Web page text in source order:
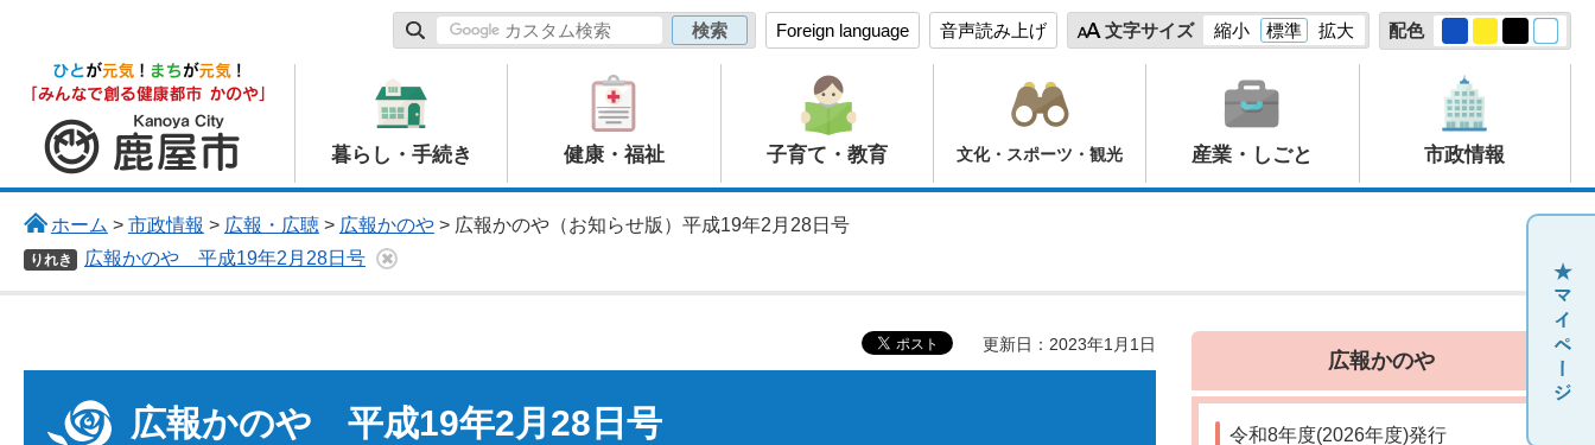
Foreign language 音声読み上げ 文字サイズ 縮小 標準 拡大 配色
鹿屋市
暮らし・手続き 健康・福祉 子育て・教育 文化・スポーツ・観光 産業・しごと 市政情報
ホーム > 市政情報 > 広報・広聴> 広報かのや> 広報かのや（お知らせ版）平成19年2月28日号
りれき 広報かのや 平成19年2月28日号
更新日：2023年1月1日
広報かのや 平成19年2月28日号
広報かのや
令和8年度(2026年度)発行